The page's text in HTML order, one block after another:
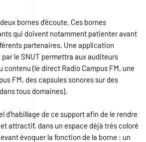
deux bornes d’écoute. Ces bornes
qui doivent notamment patienter avant
partenaires. Une application
le SNUT permettra aux auditeurs
contenu (le direct Radio Campus FM, une
FM, des capsules sonores sur des
tous domaines).
d’habillage de ce support afin de le rendre
attractif, dans un espace déjà très coloré
évoquer la fonction de la borne : un